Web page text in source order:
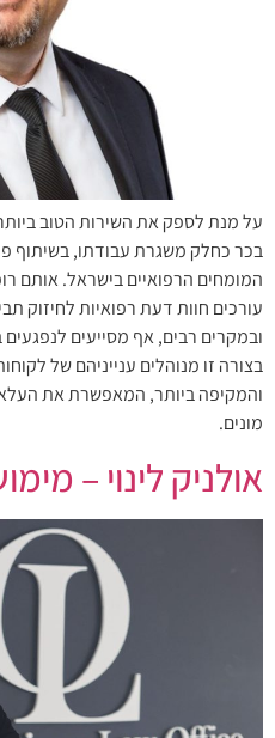
על מנת לספק את השירות הטוב
בכר כחלק משגרת עבודתו, בשיתוף
המומחים הרפואיים בישראל. אותם
עורכים חוות דעת רפואיות לחיזוק
ובמקרים רבים, אף מסייעים
בצורה זו מנוהלים ענייניהם של
והמקיפה ביותר, המאפשרת את
מונים.
אולניק לינוי –